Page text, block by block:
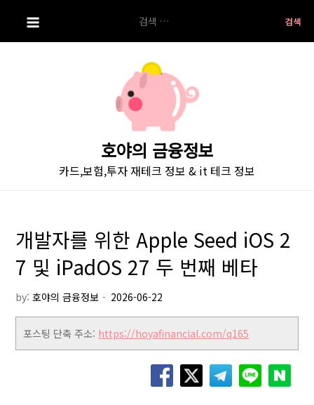
i
색:
호야의 금융정보
카드,보험,투자 재테크 정보 & it 테크 정보
개발자를 위한 Apple Seed iOS 2
7 및 iPadOS 27 두 번째 베타
by:호야의 금융정보
포스팅 단축 주소: https://hoyafinancial.com/q165